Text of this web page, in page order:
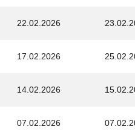
22.02.2026
17.02.2026
14.02.2026
07.02.2026